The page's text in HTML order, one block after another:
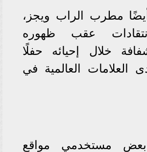
مطرب الراب ويجز،
عقب ظهوره
خلال إحيائه حفلًا
العلامات العالمية في
بعض مستخدمي مواقع